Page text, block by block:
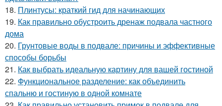
18. Плинтусы: краткий гид для начинающих
19. Как правильно обустроить дренаж подвала частного
дома
20. Грунтовые воды в подвале: причины и эффективные
способы борьбы
21. Как выбрать идеальную картину для вашей гостиной
22. Функциональное разделение: как объединить
спальню и гостиную в одной комнате